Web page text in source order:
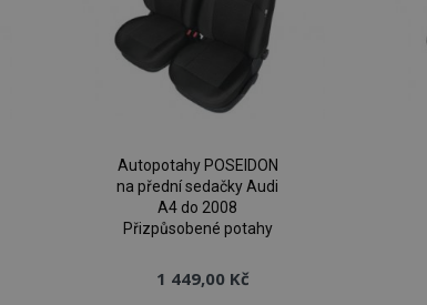
Autopotahy POSEIDON
na přední sedačky Audi
A4 do 2008
Přizpůsobené potahy
1 449,00 Kč